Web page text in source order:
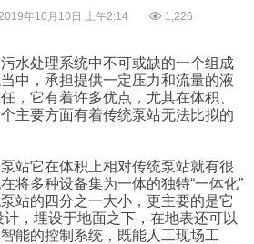
年10月10日 上午2:14 1,226
水处理系统中不可或缺的一个组成
中，承担提供一定压力和流量的液
，它有着许多优点，尤其在体积、
主要方面有着传统泵站无法比拟的
站它在体积上相对传统泵站就有很
将多种设备集为一体的独特“一体化”
站的四分之一大小，更主要的是它
计，埋设于地面之下，在地表还可以
能的控制系统，既能人工现场工